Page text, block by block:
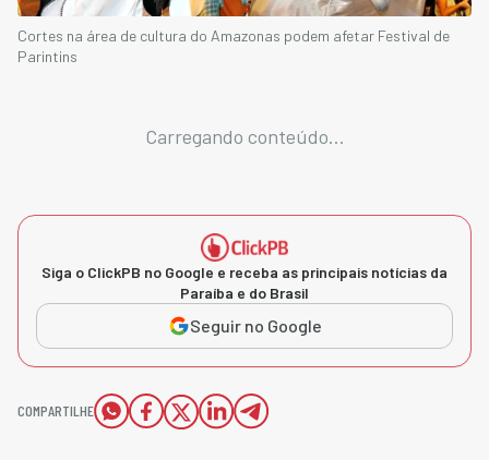
Cortes na área de cultura do Amazonas podem afetar Festival de
Parintins
Carregando conteúdo...
Siga o ClickPB no Google e receba as principais notícias da
Paraíba e do Brasil
Seguir no Google
COMPARTILHE